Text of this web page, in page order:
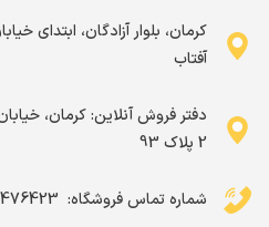
کرمان، بلوار آزادگان، ابتدای
آفتاب
2 پلاک 93
شماره تماس فروشگاه: ‌ 32476423-034